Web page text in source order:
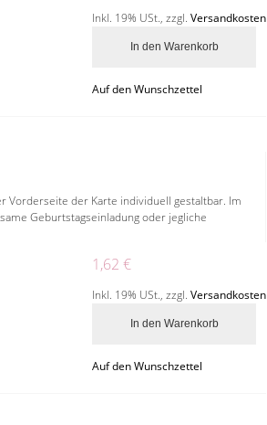
Inkl. 19% USt., zzgl. Versandkosten
In den Warenkorb
Auf den Wunschzettel
Vorderseite der Karte individuell gestaltbar. Im
Geburtstagseinladung oder jegliche
1,62 €
Inkl. 19% USt., zzgl. Versandkosten
In den Warenkorb
Auf den Wunschzettel